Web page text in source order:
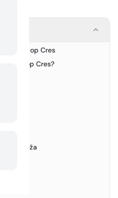
op Cres
op Cres?
Križa